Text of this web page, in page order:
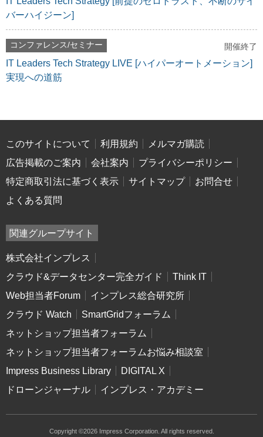
バーハイジーン]
コンファレンス/セミナー 開催終了
IT Leaders Tech Strategy LIVE [ハイパーオートメーション]
実現への道筋
このサイトについて 利用規約
メルマガ購読
広告掲載のご案内
会社案内
プライバシーポリシー
特定商取引法に基づく表示
サイトマップ
お問合せ
よくある質問
関連グループサイト
株式会社インプレス
クラウド&データセンター完全ガイド
Think IT
Web担当者Forum
インプレス総合研究所
クラウド Watch
SmartGridフォーラム
ネットショップ担当者フォーラム
ネットショップ担当者フォーラムお悩み相談室
Impress Business Library
DIGITAL X
ドローンジャーナル
インプレス・アカデミー
Copyright ©2026 Impress Corporation. All rights reserved.